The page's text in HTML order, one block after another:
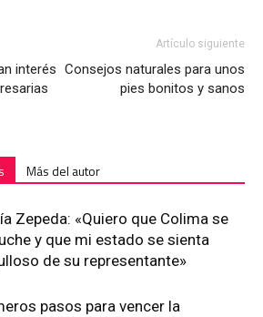
interés
Artículo siguiente
Consejos naturales para unos
pies bonitos y sanos
Más del autor
Zepeda: «Quiero que Colima se
y que mi estado se sienta
de su representante»
pasos para vencer la